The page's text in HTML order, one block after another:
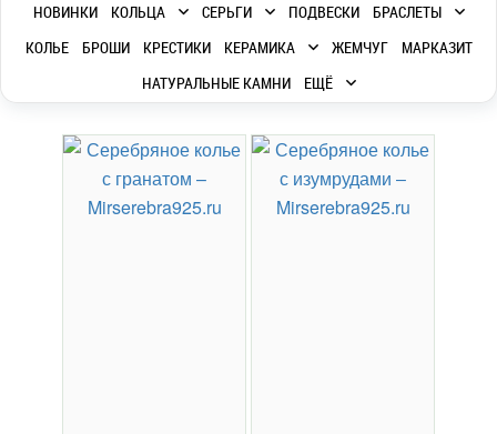
НОВИНКИ КОЛЬЦА СЕРЬГИ ПОДВЕСКИ
БРАСЛЕТЫ
КОЛЬЕ
БРОШИ КРЕСТИКИ КЕРАМИКА ЖЕМЧУГ
МАРКАЗИТ
НАТУРАЛЬНЫЕ КАМНИ
ЕЩЁ